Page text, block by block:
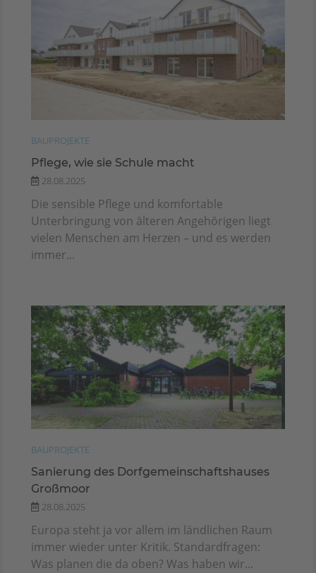
BAUPROJEKTE
Pflege, wie sie Schule macht
28.08.2025
Die sensible Pflege und komfortable
Unterbringung von älteren Angehörigen liegt
vielen Menschen am Herzen – und es werden
immer...
BAUPROJEKTE
Sanierung des Dorfgemeinschaftshauses
Großmoor
28.08.2025
Europa steht ja vor allem im ländlichen Raum
immer wieder unter Kritik. Standardfragen:
Was planen die da oben? Was haben wir...